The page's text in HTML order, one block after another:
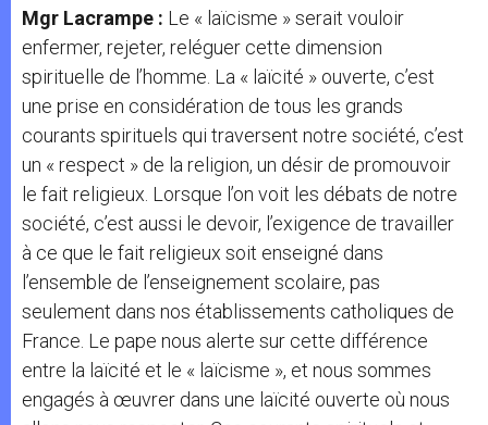
Mgr Lacrampe : Le « laïcisme » serait vouloir
enfermer, rejeter, reléguer cette dimension
spirituelle de l’homme. La « laïcité » ouverte, c’est
une prise en considération de tous les grands
courants spirituels qui traversent notre société, c’est
un « respect » de la religion, un désir de promouvoir
le fait religieux. Lorsque l’on voit les débats de notre
société, c’est aussi le devoir, l’exigence de travailler
à ce que le fait religieux soit enseigné dans
l’ensemble de l’enseignement scolaire, pas
seulement dans nos établissements catholiques de
France. Le pape nous alerte sur cette différence
entre la laïcité et le « laïcisme », et nous sommes
engagés à œuvrer dans une laïcité ouverte où nous